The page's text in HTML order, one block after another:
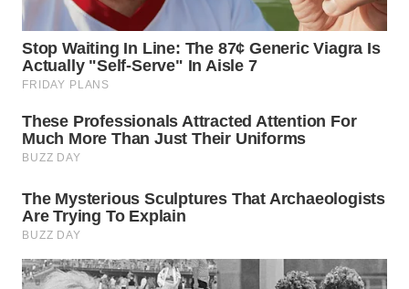
WN
LABUHANBATU
TAPANULI
TENGAH
WN DELI
SERDANG
WN
TEBING